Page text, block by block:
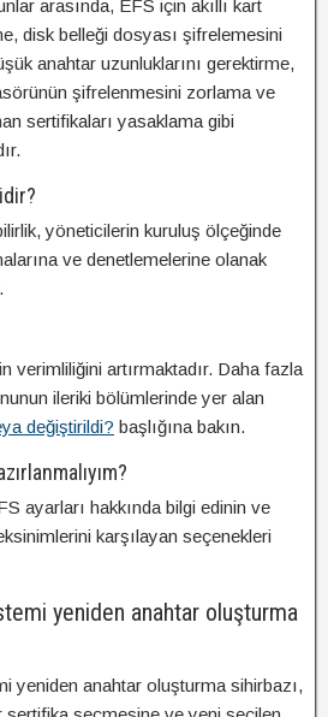
arasında, EFS için akıllı kart
disk belleği dosyası şifrelemesini
anahtar uzunluklarını gerektirme,
şifrelenmesini zorlama ve
sertifikaları yasaklama gibi
yöneticilerin kuruluş ölçeğinde
ve denetlemelerine olanak
verimliliğini artırmaktadır. Daha fazla
ileriki bölümlerinde yer alan
değiştirildi? başlığına bakın.
ayarları hakkında bilgi edinin ve
karşılayan seçenekleri
yeniden anahtar oluşturma
yeniden anahtar oluşturma sihirbazı,